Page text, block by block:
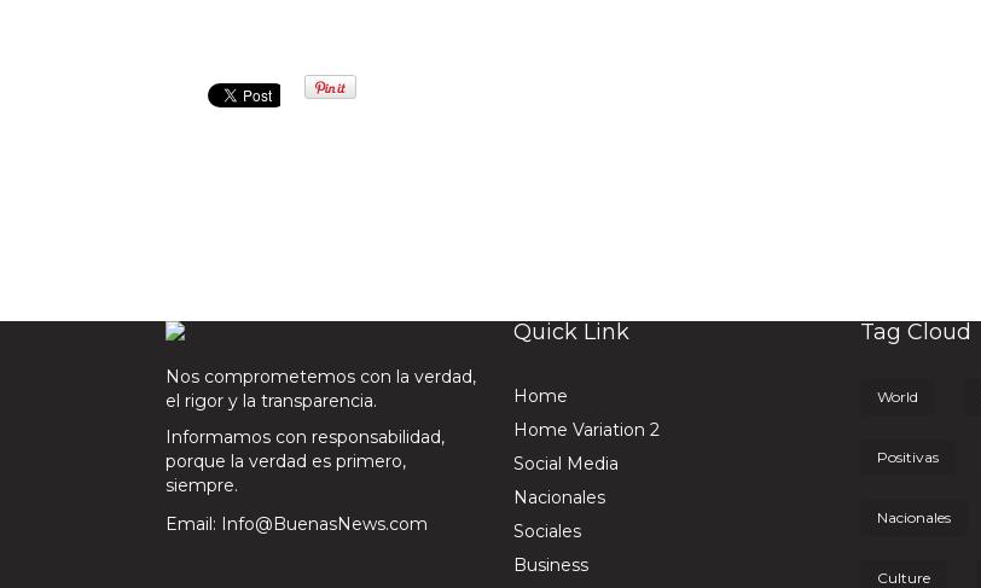
Nos comprometemos con la verdad,
el rigor y la transparencia.
Informamos con responsabilidad,
porque la verdad es primero,
siempre.
Email: Info@BuenasNews.com
Quick Link
Home
Home Variation 2
Social Media
Nacionales
Sociales
Business
Tag Cloud
World
Positivas
Nacionales
Culture